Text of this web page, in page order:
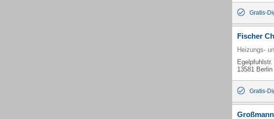
Gratis-
Fischer
Heizungs-
Egelpfuhlstr.
13581
Gratis-